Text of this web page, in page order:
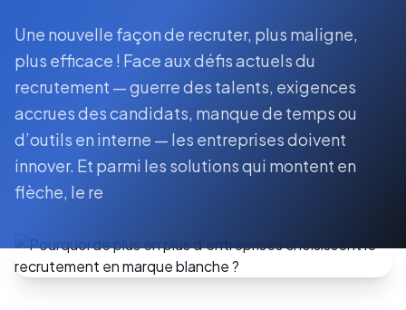
Une nouvelle façon de recruter, plus maligne,
plus efficace ! Face aux défis actuels du
recrutement — guerre des talents, exigences
accrues des candidats, manque de temps ou
d’outils en interne — les entreprises doivent
innover. Et parmi les solutions qui montent en
flèche, le re